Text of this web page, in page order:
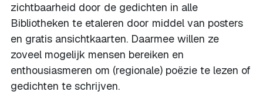
zichtbaarheid door de gedichten in alle
Bibliotheken te etaleren door middel van posters
en gratis ansichtkaarten. Daarmee willen ze
zoveel mogelijk mensen bereiken en
enthousiasmeren om (regionale) poëzie te lezen of
gedichten te schrijven.